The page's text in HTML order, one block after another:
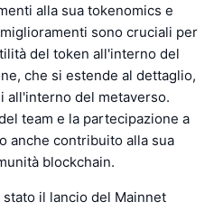
alla sua tokenomics e
sono cruciali per
del token all'interno del
che si estende al dettaglio,
all'interno del metaverso.
team e la partecipazione a
anche contribuito alla sua
blockchain.
il lancio del Mainnet